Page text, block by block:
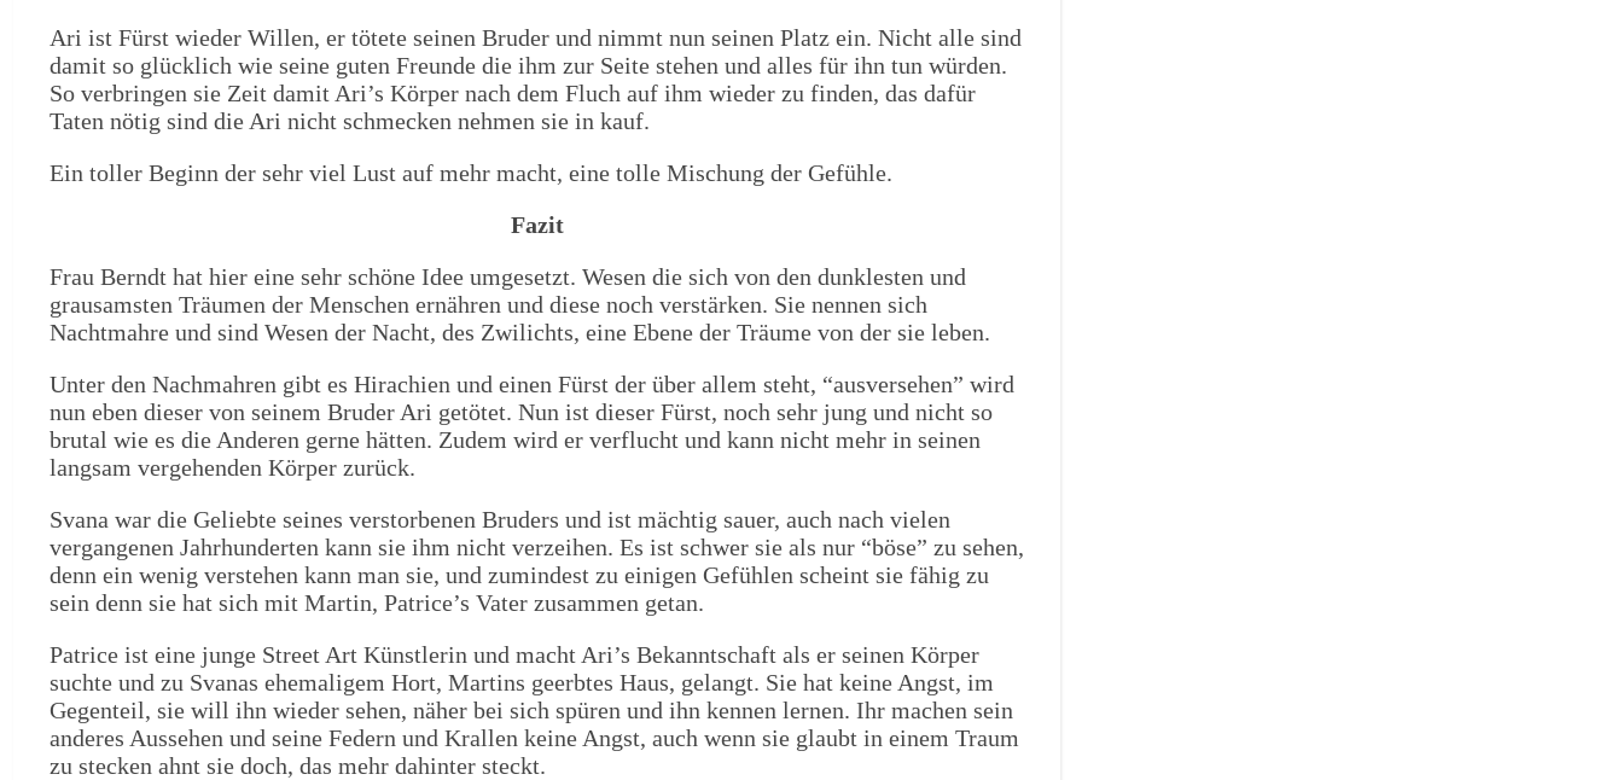
Ari ist Fürst wieder Willen, er tötete seinen Bruder und nimmt nun seinen Platz ein. Nicht alle sind
damit so glücklich wie seine guten Freunde die ihm zur Seite stehen und alles für ihn tun würden.
So verbringen sie Zeit damit Ari’s Körper nach dem Fluch auf ihm wieder zu finden, das dafür
Taten nötig sind die Ari nicht schmecken nehmen sie in kauf.
Ein toller Beginn der sehr viel Lust auf mehr macht, eine tolle Mischung der Gefühle.
Fazit
Frau Berndt hat hier eine sehr schöne Idee umgesetzt. Wesen die sich von den dunklesten und
grausamsten Träumen der Menschen ernähren und diese noch verstärken. Sie nennen sich
Nachtmahre und sind Wesen der Nacht, des Zwilichts, eine Ebene der Träume von der sie leben.
Unter den Nachmahren gibt es Hirachien und einen Fürst der über allem steht, “ausversehen” wird
nun eben dieser von seinem Bruder Ari getötet. Nun ist dieser Fürst, noch sehr jung und nicht so
brutal wie es die Anderen gerne hätten. Zudem wird er verflucht und kann nicht mehr in seinen
langsam vergehenden Körper zurück.
Svana war die Geliebte seines verstorbenen Bruders und ist mächtig sauer, auch nach vielen
vergangenen Jahrhunderten kann sie ihm nicht verzeihen. Es ist schwer sie als nur “böse” zu sehen,
denn ein wenig verstehen kann man sie, und zumindest zu einigen Gefühlen scheint sie fähig zu
sein denn sie hat sich mit Martin, Patrice’s Vater zusammen getan.
Patrice ist eine junge Street Art Künstlerin und macht Ari’s Bekanntschaft als er seinen Körper
suchte und zu Svanas ehemaligem Hort, Martins geerbtes Haus, gelangt. Sie hat keine Angst, im
Gegenteil, sie will ihn wieder sehen, näher bei sich spüren und ihn kennen lernen. Ihr machen sein
anderes Aussehen und seine Federn und Krallen keine Angst, auch wenn sie glaubt in einem Traum
zu stecken ahnt sie doch, das mehr dahinter steckt.